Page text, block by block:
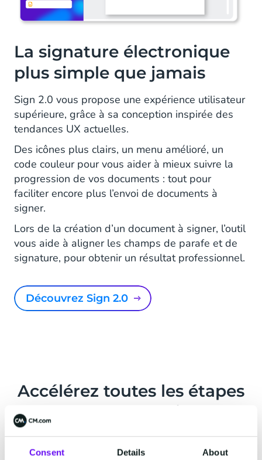
Consent Details About
La signature électronique
plus simple que jamais
Sign 2.0 vous propose une expérience utilisateur
supérieure, grâce à sa conception inspirée des
tendances UX actuelles.
Des icônes plus clairs, un menu amélioré, un
code couleur pour vous aider à mieux suivre la
progression de vos documents : tout pour
faciliter encore plus l’envoi de documents à
signer.
Lors de la création d’un document à signer, l’outil
vous aide à aligner les champs de parafe et de
signature, pour obtenir un résultat professionnel.
Découvrez Sign 2.0
Accélérez toutes les étapes
de vos process de signature